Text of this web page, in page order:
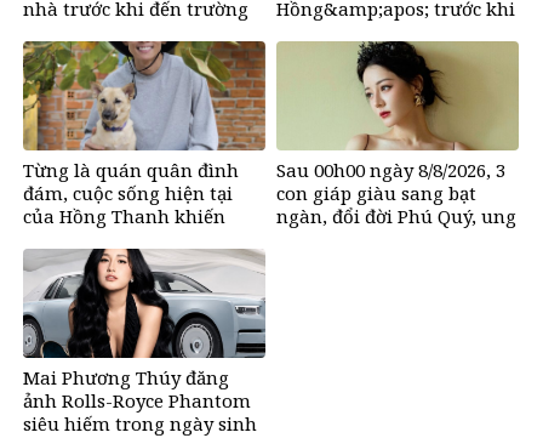
nhà trước khi đến trường
Hồng&amp;apos; trước khi
Từng là quán quân đình
đám, cuộc sống hiện tại
của Hồng Thanh khiến
Sau 00h00 ngày 8/8/2026, 3
con giáp giàu sang bạt
ngàn, đổi đời Phú Quý, ung
Mai Phương Thúy đăng
ảnh Rolls-Royce Phantom
siêu hiếm trong ngày sinh